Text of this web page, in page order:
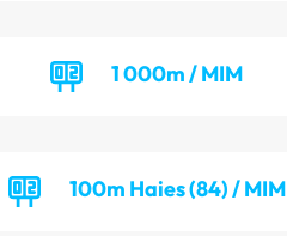
1 000m / MIM
100m Haies (84) / MIM